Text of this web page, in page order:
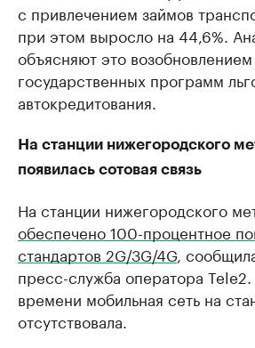
с привлечением займов
при этом выросло на 44,6%.
объясняют это
государственных программ
автокредитования.
На станции нижегородского
появилась сотовая связь
На станции нижегородского
обеспечено 100-процентное
стандартов 2G/3G/4G,
пресс-служба оператора
времени мобильная сеть на
отсутствовала.